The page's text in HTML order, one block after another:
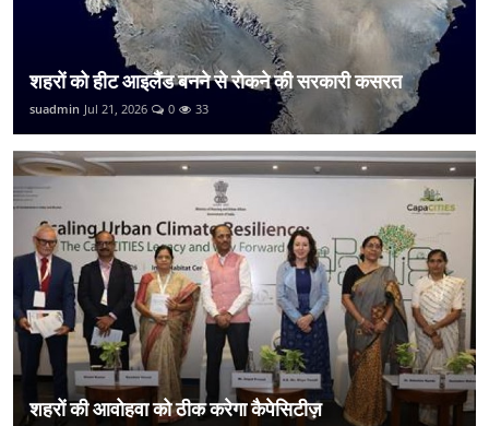
शहरों को हीट आइलैंड बनने से रोकने की सरकारी कसरत
suadmin Jul 21, 2026 0 33
शहरों की आवोहवा को ठीक करेगा कैपेसिटीज़